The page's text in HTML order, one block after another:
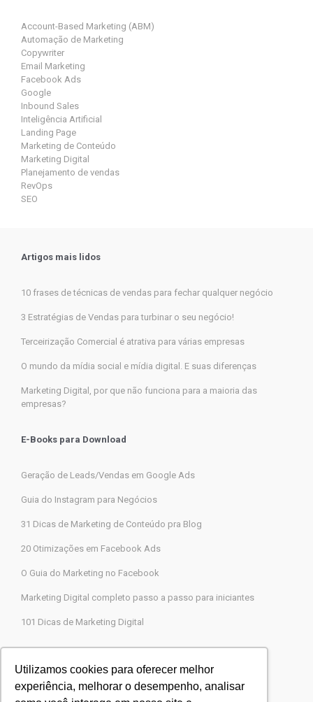
Utilizamos cookies para oferecer melhor
experiência, melhorar o desempenho, analisar
Account-Based Marketing (ABM)
Automação de Marketing
Copywriter
Email Marketing
Facebook Ads
Google
Inbound Sales
Inteligência Artificial
Landing Page
Marketing de Conteúdo
Marketing Digital
Planejamento de vendas
RevOps
SEO
Artigos mais lidos
10 frases de técnicas de vendas para fechar qualquer negócio
3 Estratégias de Vendas para turbinar o seu negócio!
Terceirização Comercial é atrativa para várias empresas
O mundo da mídia social e mídia digital. E suas diferenças
Marketing Digital, por que não funciona para a maioria das
empresas?
E-Books para Download
Geração de Leads/Vendas em Google Ads
Guia do Instagram para Negócios
31 Dicas de Marketing de Conteúdo pra Blog
20 Otimizações em Facebook Ads
O Guia do Marketing no Facebook
Marketing Digital completo passo a passo para iniciantes
101 Dicas de Marketing Digital
Agência Legions Marketing Digital